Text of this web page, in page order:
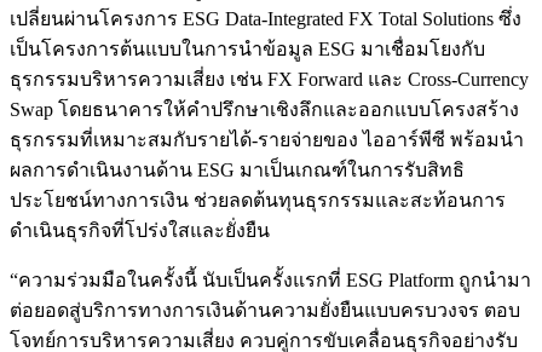
เปลี่ยนผ่านโครงการ ESG Data-Integrated FX Total Solutions ซึ่ง
เป็นโครงการต้นแบบในการนำข้อมูล ESG มาเชื่อมโยงกับ
ธุรกรรมบริหารความเสี่ยง เช่น FX Forward และ Cross-Currency
Swap โดยธนาคารให้คำปรึกษาเชิงลึกและออกแบบโครงสร้าง
ธุรกรรมที่เหมาะสมกับรายได้-รายจ่ายของ ไออาร์พีซี พร้อมนำ
ผลการดำเนินงานด้าน ESG มาเป็นเกณฑ์ในการรับสิทธิ
ประโยชน์ทางการเงิน ช่วยลดต้นทุนธุรกรรมและสะท้อนการ
ดำเนินธุรกิจที่โปร่งใสและยั่งยืน
“ความร่วมมือในครั้งนี้ นับเป็นครั้งแรกที่ ESG Platform ถูกนำมา
ต่อยอดสู่บริการทางการเงินด้านความยั่งยืนแบบครบวงจร ตอบ
โจทย์การบริหารความเสี่ยง ควบคู่การขับเคลื่อนธุรกิจอย่างรับ